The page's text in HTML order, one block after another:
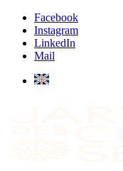
Facebook
Instagram
LinkedIn
Mail